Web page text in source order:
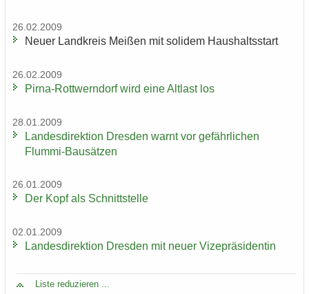
26.02.2009
Neuer Land­kreis Mei­ßen mit so­li­dem Haus­halts­start
26.02.2009
Pirna-​Rottwerndorf wird eine Alt­last los
28.01.2009
Lan­des­di­rek­ti­on Dres­den warnt vor ge­fähr­li­chen
Flummi-​Bausätzen
26.01.2009
Der Kopf als Schnitt­stel­le
02.01.2009
Lan­des­di­rek­ti­on Dres­den mit neuer Vi­ze­prä­si­den­tin
Liste re­du­zie­ren ...